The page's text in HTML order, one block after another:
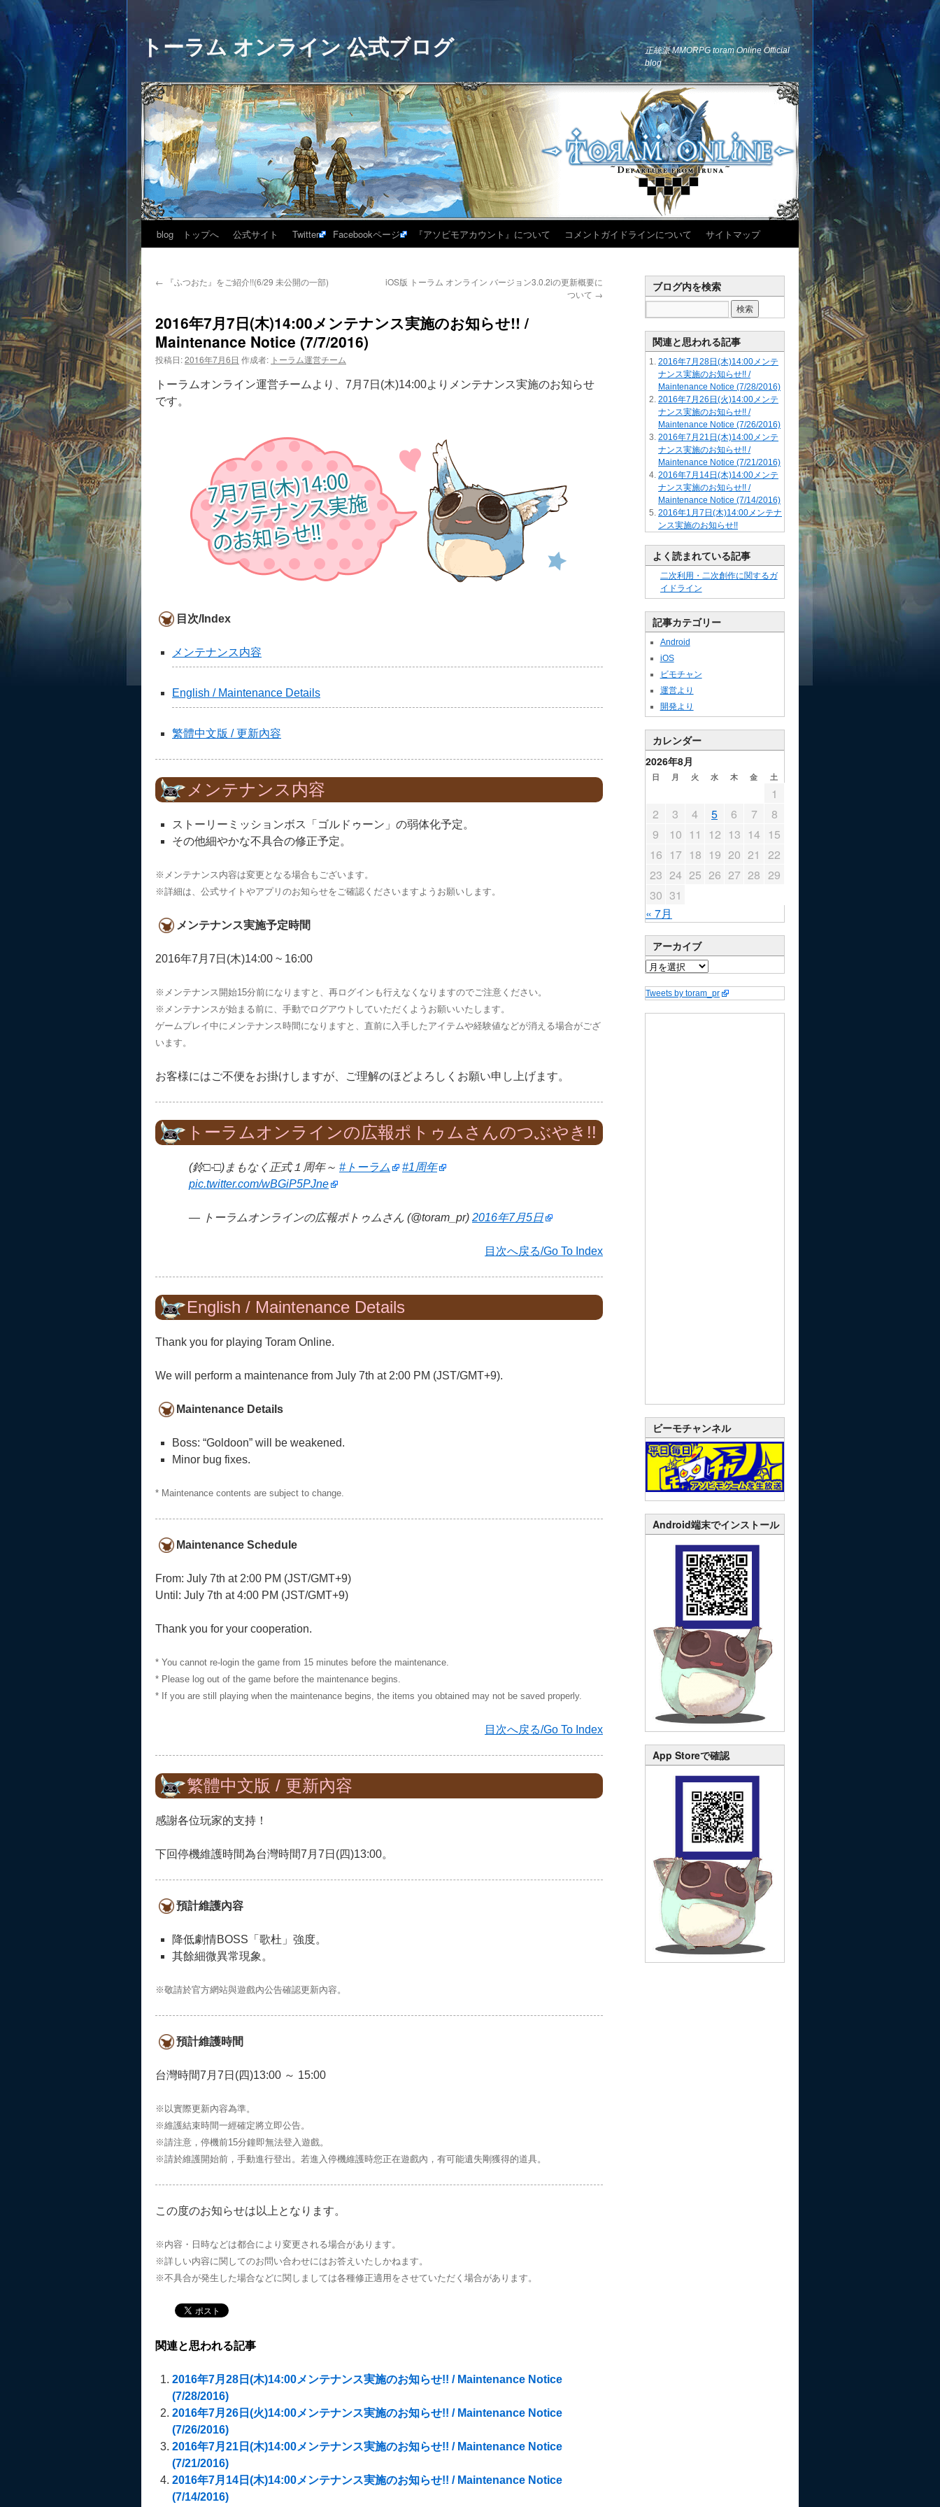
トーラム オンライン 公式ブログ
正統派 MMORPG toram Online Official
blog
blog トップへ 公式サイト Twitter Facebookページ 『アソビモアカウント』について コメントガイドラインについて サイトマップ
← 『ふつおた』をご紹介!!(6/29 未公開の一部)
iOS版 トーラム オンライン バージョン3.0.2iの更新概要に
ついて →
2016年7月7日(木)14:00メンテナンス実施のお知らせ!! /
Maintenance Notice (7/7/2016)
投稿日:2016年7月6日 作成者: トーラム運営チーム
トーラムオンライン運営チームより、7月7日(木)14:00よりメンテナンス実施のお知らせ
です。
目次/Index
メンテナンス内容
English / Maintenance Details
繁體中文版 / 更新內容
メンテナンス内容
ストーリーミッションボス「ゴルドゥーン」の弱体化予定。
その他細やかな不具合の修正予定。
※メンテナンス内容は変更となる場合もございます。
※詳細は、公式サイトやアプリのお知らせをご確認くださいますようお願いします。
メンテナンス実施予定時間
2016年7月7日(木)14:00 ~ 16:00
※メンテナンス開始15分前になりますと、再ログインも行えなくなりますのでご注意ください。
※メンテナンスが始まる前に、手動でログアウトしていただくようお願いいたします。
ゲームプレイ中にメンテナンス時間になりますと、直前に入手したアイテムや経験値などが消える場合がござ
います。
お客様にはご不便をお掛けしますが、ご理解のほどよろしくお願い申し上げます。
トーラムオンラインの広報ポトゥムさんのつぶやき!!
(鈴□-□)まもなく正式１周年～ #トーラム
#1周年
pic.twitter.com/wBGiP5PJne
— トーラムオンラインの広報ポトゥムさん (@toram_pr) 2016年7月5日
目次へ戻る/Go To Index
English / Maintenance Details
Thank you for playing Toram Online.
We will perform a maintenance from July 7th at 2:00 PM (JST/GMT+9).
Maintenance Details
Boss: “Goldoon” will be weakened.
Minor bug fixes.
* Maintenance contents are subject to change.
Maintenance Schedule
From: July 7th at 2:00 PM (JST/GMT+9)
Until: July 7th at 4:00 PM (JST/GMT+9)
Thank you for your cooperation.
* You cannot re-login the game from 15 minutes before the maintenance.
* Please log out of the game before the maintenance begins.
* If you are still playing when the maintenance begins, the items you obtained may not be saved properly.
目次へ戻る/Go To Index
繁體中文版 / 更新內容
感謝各位玩家的支持！
下回停機維護時間為台灣時間7月7日(四)13:00。
預計維護內容
降低劇情BOSS「歌杜」強度。
其餘細微異常現象。
※敬請於官方網站與遊戲內公告確認更新內容。
預計維護時間
台灣時間7月7日(四)13:00 ～ 15:00
※以實際更新內容為準。
※維護結束時間一經確定將立即公告。
※請注意，停機前15分鐘即無法登入遊戲。
※請於維護開始前，手動進行登出。若進入停機維護時您正在遊戲內，有可能遺失剛獲得的道具。
この度のお知らせは以上となります。
※内容・日時などは都合により変更される場合があります。
※詳しい内容に関してのお問い合わせにはお答えいたしかねます。
※不具合が発生した場合などに関しましては各種修正適用をさせていただく場合があります。
関連と思われる記事
2016年7月28日(木)14:00メンテナンス実施のお知らせ!! / Maintenance Notice
(7/28/2016)
2016年7月26日(火)14:00メンテナンス実施のお知らせ!! / Maintenance Notice
(7/26/2016)
2016年7月21日(木)14:00メンテナンス実施のお知らせ!! / Maintenance Notice
(7/21/2016)
2016年7月14日(木)14:00メンテナンス実施のお知らせ!! / Maintenance Notice
(7/14/2016)
ブログ内を検索
関連と思われる記事
2016年7月28日(木)14:00メンテ
ナンス実施のお知らせ!! /
Maintenance Notice (7/28/2016)
2016年7月26日(火)14:00メンテ
ナンス実施のお知らせ!! /
Maintenance Notice (7/26/2016)
2016年7月21日(木)14:00メンテ
ナンス実施のお知らせ!! /
Maintenance Notice (7/21/2016)
2016年7月14日(木)14:00メンテ
ナンス実施のお知らせ!! /
Maintenance Notice (7/14/2016)
2016年1月7日(木)14:00メンテナ
ンス実施のお知らせ!!
よく読まれている記事
二次利用・二次創作に関するガ
イドライン
記事カテゴリー
Android
iOS
ビモチャン
運営より
開発より
カレンダー
2026年8月
日 月 火 水 木 金 土
« 7月
1
2
3 4 5 6 7
8
9
10 11 12 13 14 15
16 17 18 19 20 21
22
23 24 25 26 27 28 29
30 31
アーカイブ
Tweets by toram_pr
ビーモチャンネル
Android端末でインストール
App Storeで確認